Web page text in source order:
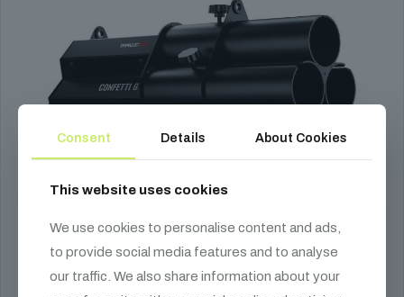
Consent Details About Cookies
This website uses cookies
We use cookies to personalise content and ads,
to provide social media features and to analyse
our traffic. We also share information about your